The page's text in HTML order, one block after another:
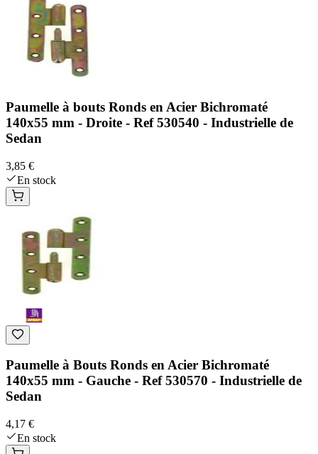
Paumelle à bouts Ronds en Acier Bichromaté
140x55 mm - Droite - Ref 530540 - Industrielle de
Sedan
3,85 €
En stock
Paumelle à Bouts Ronds en Acier Bichromaté
140x55 mm - Gauche - Ref 530570 - Industrielle de
Sedan
4,17 €
En stock